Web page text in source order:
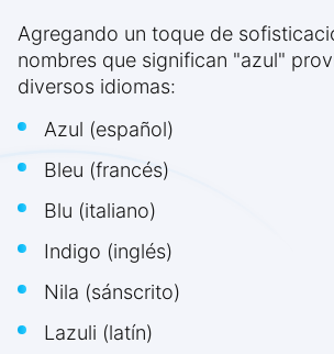
Agregando un toque de
nombres que significan "azul"
diversos idiomas:
Azul (español)
Bleu (francés)
Blu (italiano)
Indigo (inglés)
Nila (sánscrito)
Lazuli (latín)